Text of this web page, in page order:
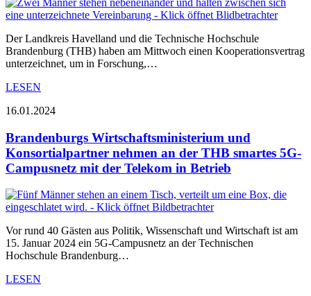
Der Landkreis Havelland und die Technische Hochschule
Brandenburg (THB) haben am Mittwoch einen Kooperationsvertrag
unterzeichnet, um in Forschung,…
LESEN
16.01.2024
Brandenburgs Wirtschaftsministerium und
Konsortialpartner nehmen an der THB smartes 5G-
Campusnetz mit der Telekom in Betrieb
Vor rund 40 Gästen aus Politik, Wissenschaft und Wirtschaft ist am
15. Januar 2024 ein 5G-Campusnetz an der Technischen
Hochschule Brandenburg…
LESEN